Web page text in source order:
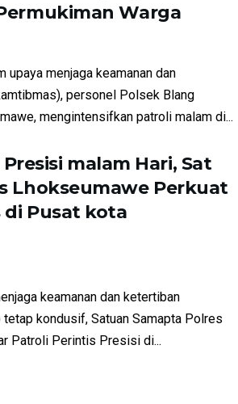
Warga
upaya menjaga keamanan dan
personel Polsek Blang
mengintensifkan patroli malam di...
malam Hari, Sat
Lhokseumawe Perkuat
Pusat kota
keamanan dan ketertiban
kondusif, Satuan Samapta Polres
Patroli Perintis Presisi di...